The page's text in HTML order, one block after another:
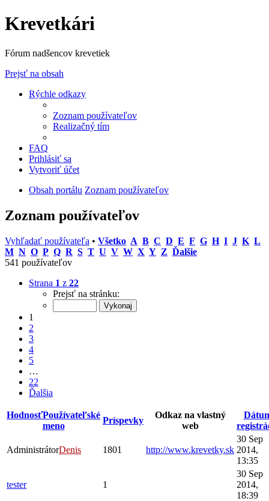
Krevetkári
Fórum nadšencov krevetiek
Prejsť na obsah
Rýchle odkazy
Zoznam používateľov
Realizačný tím
FAQ
Prihlásiť sa
Vytvoriť účet
Obsah portálu Zoznam používateľov
Zoznam používateľov
Vyhľadať používateľa • Všetko A B C D E F G H I J K L
M N O P Q R S T U V W X Y Z Ďalšie
541 používateľov
Strana 1 z 22
Prejsť na stránku:
1
2
3
4
5
…
22
Ďalšia
HodnosťPoužívateľské
meno
Príspevky
Odkaz na vlastný
web
AdministrátorDenis 1801 http://www.krevetky.sk
30 Sep
2014,
13:35
tester 1
30 Sep
2014,
18:39